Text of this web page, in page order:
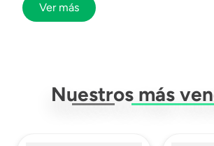
Ver más
Nuestros más